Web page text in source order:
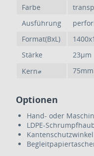
Farbe
Ausführung
Format(BxL)
Stärke
23µm
Kern⌀
75mm
Optionen
Hand- oder
LDPE-